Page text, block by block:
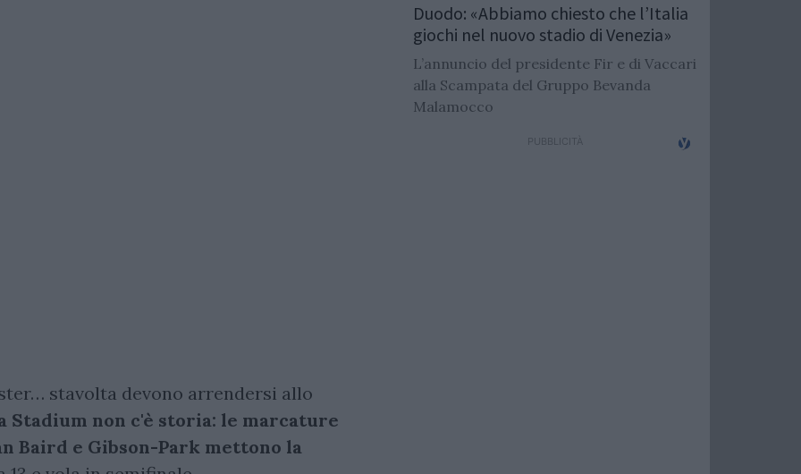
stavolta devono arrendersi allo
Stadium non c'è storia: le marcature
Baird e Gibson-Park mettono la
Duodo: «Abbiamo chiesto che l’Italia
giochi nel nuovo stadio di Venezia»
L’annuncio del presidente Fir e di Vaccari
alla Scampata del Gruppo Bevanda
Malamocco